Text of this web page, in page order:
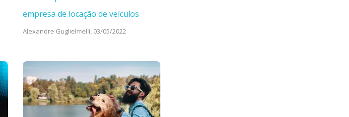
empresa de locação de veículos
Alexandre Guglielmelli, 03/05/2022